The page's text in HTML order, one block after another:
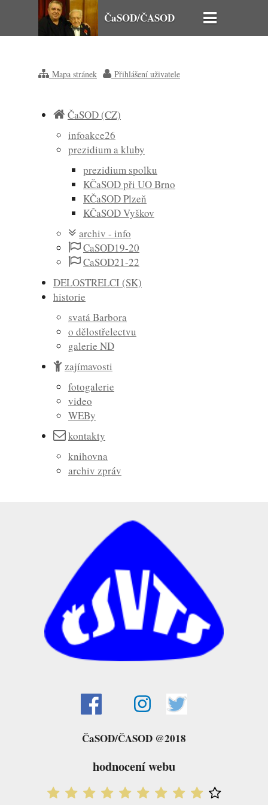
ČaSOD/ČASOD
Mapa stránek Přihlášení uživatele
ČaSOD (CZ)
infoakce26
prezidium a kluby
prezidium spolku
KČaSOD při UO Brno
KČaSOD Plzeň
KČaSOD Vyškov
archiv - info
CaSOD19-20
CaSOD21-22
DELOSTRELCI (SK)
historie
svatá Barbora
o dělostřelectvu
galerie ND
zajímavosti
fotogalerie
video
WEBy
kontakty
knihovna
archiv zpráv
ČaSOD/ČASOD @2018
hodnocení webu